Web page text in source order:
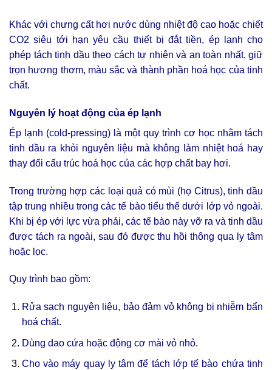
Khác với chưng cất hơi nước dùng nhiệt độ cao hoặc chiết
CO2 siêu tới hạn yêu cầu thiết bị đắt tiền, ép lạnh cho
phép tách tinh dầu theo cách tự nhiên và an toàn nhất, giữ
trọn hương thơm, màu sắc và thành phần hoá học của tinh
chất.
Nguyên lý hoạt động của ép lạnh
Ép lạnh (cold-pressing) là một quy trình cơ học nhằm tách
tinh dầu ra khỏi nguyên liệu mà không làm nhiệt hoá hay
thay đổi cấu trúc hoá học của các hợp chất bay hơi.
Trong trường hợp các loại quả có mùi (họ Citrus), tinh dầu
tập trung nhiều trong các tế bào tiểu thể dưới lớp vỏ ngoài.
Khi bị ép với lực vừa phải, các tế bào này vỡ ra và tinh dầu
được tách ra ngoài, sau đó được thu hồi thông qua ly tâm
hoặc lọc.
Quy trình bao gồm:
Rửa sạch nguyên liệu, bảo đảm vỏ không bị nhiễm bẩn
hoá chất.
Dùng dao cứa hoặc động cơ mài vỏ nhỏ.
Cho vào máy quay ly tâm để tách lớp tế bào chứa tinh